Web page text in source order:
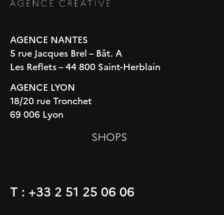
AGENCE NANTES
5 rue Jacques Brel – Bât. A
Les Reflets – 44 800 Saint-Herblain
AGENCE LYON
18/20 rue Tronchet
69 006 Lyon
SHOPS
T : +33 2 51 25 06 06